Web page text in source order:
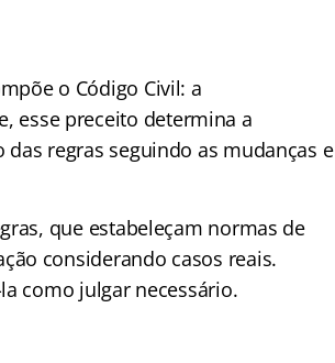
o Código Civil: a
esse preceito determina a
regras seguindo as mudanças e
que estabeleçam normas de
considerando casos reais.
como julgar necessário.